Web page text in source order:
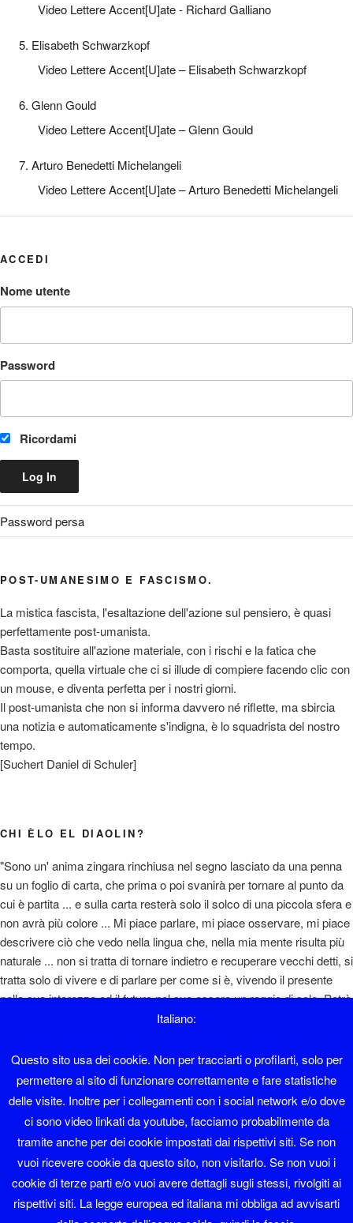
Video Lettere Accent[U]ate - Richard Galliano
5. Elisabeth Schwarzkopf
Video Lettere Accent[U]ate – Elisabeth Schwarzkopf
6. Glenn Gould
Video Lettere Accent[U]ate – Glenn Gould
7. Arturo Benedetti Michelangeli
Video Lettere Accent[U]ate – Arturo Benedetti Michelangeli
ACCEDI
Nome utente
Password
Ricordami
Password persa
POST-UMANESIMO E FASCISMO.
La mistica fascista, l'esaltazione dell'azione sul pensiero, è quasi
perfettamente post-umanista.
Basta sostituire all'azione materiale, con i rischi e la fatica che
comporta, quella virtuale che ci si illude di compiere facendo clic con
un mouse, e diventa perfetta per i nostri giorni.
Il post-umanista che non si informa davvero né riflette, ma sbircia
una notizia e automaticamente s'indigna, è lo squadrista del nostro
tempo.
[Suchert Daniel di Schuler]
CHI ÈLO EL DIAOLIN?
"Sono un' anima zingara rinchiusa nel segno lasciato da una penna
su un foglio di carta, che prima o poi svanirà per tornare al punto da
cui è partita ... e sulla carta resterà solo il solco di una piccola sfera e
non avrà più colore ... Mi piace parlare, mi piace osservare, mi piace
descrivere ciò che vedo nella lingua che, nella mia mente risulta più
naturale ... non si tratta di tornare indietro e recuperare vecchi detti, si
tratta solo di vivere e di parlare per come si è, vivendo il presente
nella sua interezza ed il futuro nel suo essere un raggio di sole. Potrò
sembrare un ottimista e magari lo sono, però si sta così bene ... "
Diaolin
Sono nato a Sover nel 1962 e ho lavorato in albergo fino al 1995.
Faccio il sistemista con Software libero da una vita.
Sono membro del LinuxTrent Oltrefersina da sempre.
Se volete contattarmi la mia mail è diaolin@diaolin.com
Italiano:
Questo sito usa dei cookie. Non per tracciarti o profilarti, solo per
permettere al sito di funzionare correttamente e fare statistiche
delle visite. Inoltre per i collegamenti con i social network e/o dove
ci sono video linkati da youtube, facciamo probabilmente da
tramite anche per dei cookie impostati dai rispettivi siti. Se non
vuoi ricevere cookie da questo sito, non visitarlo. Se non vuoi i
cookie di terze parti e/o vuoi avere dettagli sugli stessi, rivolgiti ai
rispettivi siti. La legge europea ed italiana mi obbliga ad avvisarti